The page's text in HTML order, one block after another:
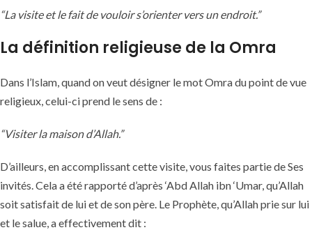
“La visite et le fait de vouloir s’orienter vers un endroit.”
La définition religieuse de la Omra
Dans l’Islam, quand on veut désigner le mot Omra du point de vue
religieux, celui-ci prend le sens de :
“Visiter la maison d’Allah.”
D’ailleurs, en accomplissant cette visite, vous faites partie de Ses
invités. Cela a été rapporté d’après ‘Abd Allah ibn ‘Umar, qu’Allah
soit satisfait de lui et de son père. Le Prophète, qu’Allah prie sur lui
et le salue, a effectivement dit :